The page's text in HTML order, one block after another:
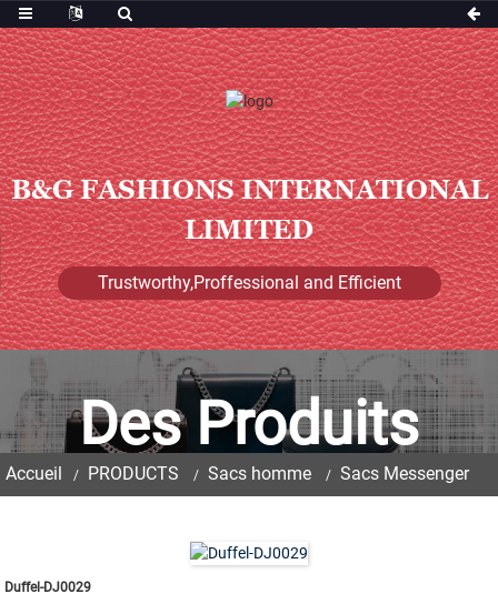
B&G FASHIONS INTERNATIONAL
LIMITED
Trustworthy,Proffessional and Efficient
Des Produits
Accueil PRODUCTS Sacs homme Sacs Messenger
Duffel-DJ0029